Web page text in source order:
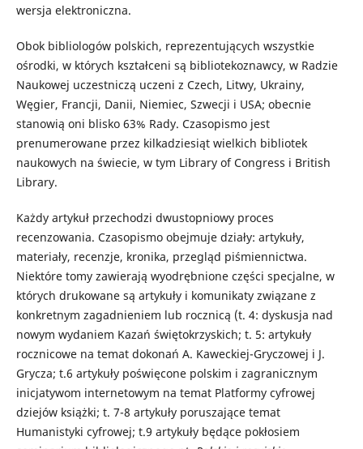
wersja elektroniczna.
Obok bibliologów polskich, reprezentujących wszystkie
ośrodki, w których kształceni są bibliotekoznawcy, w Radzie
Naukowej uczestniczą uczeni z Czech, Litwy, Ukrainy,
Węgier, Francji, Danii, Niemiec, Szwecji i USA; obecnie
stanowią oni blisko 63% Rady. Czasopismo jest
prenumerowane przez kilkadziesiąt wielkich bibliotek
naukowych na świecie, w tym Library of Congress i British
Library.
Każdy artykuł przechodzi dwustopniowy proces
recenzowania. Czasopismo obejmuje działy: artykuły,
materiały, recenzje, kronika, przegląd piśmiennictwa.
Niektóre tomy zawierają wyodrębnione części specjalne, w
których drukowane są artykuły i komunikaty związane z
konkretnym zagadnieniem lub rocznicą (t. 4: dyskusja nad
nowym wydaniem Kazań świętokrzyskich; t. 5: artykuły
rocznicowe na temat dokonań A. Kaweckiej-Gryczowej i J.
Grycza; t.6 artykuły poświęcone polskim i zagranicznym
inicjatywom internetowym na temat Platformy cyfrowej
dziejów książki; t. 7-8 artykuły poruszające temat
Humanistyki cyfrowej; t.9 artykuły będące pokłosiem